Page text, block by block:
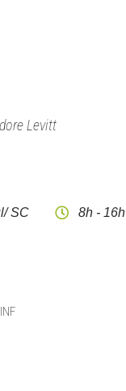
Levitt
SC 8h - 16h